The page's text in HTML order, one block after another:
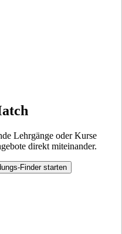
Lehrgänge oder Kurse
direkt miteinander.
Finder starten